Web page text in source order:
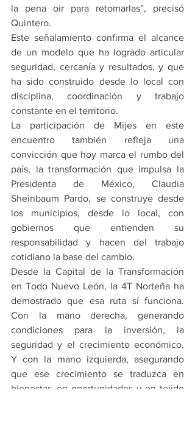
la pena oir para retomarlas”, precisó
Quintero.
Este señalamiento confirma el alcance
de un modelo que ha logrado articular
seguridad, cercanía y resultados, y que
ha sido construido desde lo local con
disciplina, coordinación y trabajo
constante en el territorio.
La participación de Mijes en este
encuentro también refleja una
convicción que hoy marca el rumbo del
país, la transformación que impulsa la
Presidenta de México, Claudia
Sheinbaum Pardo, se construye desde
los municipios, desde lo local, con
gobiernos que entienden su
responsabilidad y hacen del trabajo
cotidiano la base del cambio.
Desde la Capital de la Transformación
en Todo Nuevo León, la 4T Norteña ha
demostrado que esa ruta sí funciona.
Con la mano derecha, generando
condiciones para la inversión, la
seguridad y el crecimiento económico.
Y con la mano izquierda, asegurando
que ese crecimiento se traduzca en
bienestar, en oportunidades y en tejido